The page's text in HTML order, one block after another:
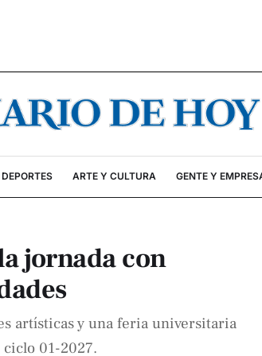
DEPORTES ARTE Y CULTURA GENTE Y
jornada con
artísticas y una feria universitaria
01-2027.